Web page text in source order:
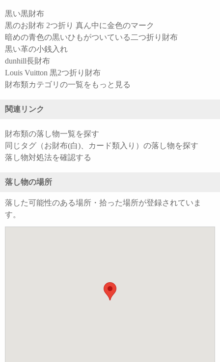
黒い黒財布
黒のお財布 2つ折り 真ん中に金色のマーク
暗めの青色の黒いひもがついている二つ折り財布
黒い革の小銭入れ
dunhill長財布
Louis Vuitton 黒2つ折り財布
財布類カテゴリの一覧をもっと見る
関連リンク
財布類の落し物一覧を探す
同じタグ（お財布(白)、カード類入り）の落し物を探す
落し物対処法を確認する
落し物の場所
落した可能性のある場所・拾った場所が登録されていま
す。